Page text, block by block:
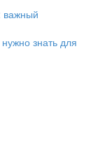
важный
знать для